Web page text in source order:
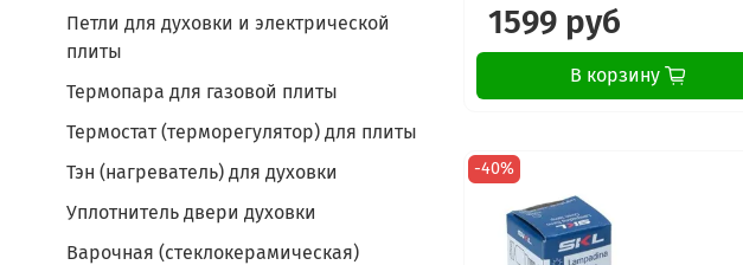
1599 руб
В корзину
-40%
Петли для духовки и электрической
плиты
Термопара для газовой плиты
Термостат (терморегулятор) для плиты
Тэн (нагреватель) для духовки
Уплотнитель двери духовки
Варочная (стеклокерамическая)